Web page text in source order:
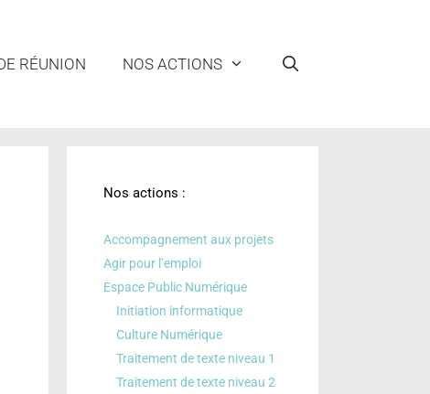
RÉUNION NOS ACTIONS
Nos actions :
Accompagnement aux projets
Agir pour l’emploi
Espace Public Numérique
Initiation informatique
Culture Numérique
Traitement de texte niveau 1
Traitement de texte niveau 2